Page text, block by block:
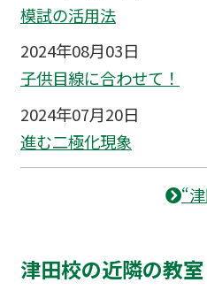
模試の活用法
2024年08月03日
子供目線に合わせて！
2024年07月20日
進む二極化現象
“
津田校の近隣の教室